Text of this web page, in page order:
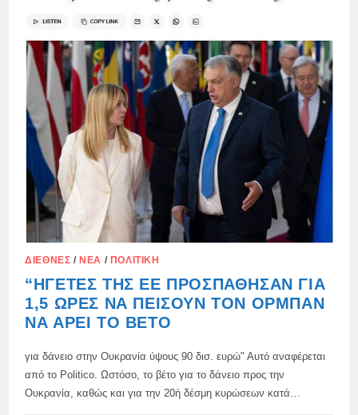
ΔΙΕΘΝΈΣ / ΝΈΑ / ΠΟΛΙΤΙΚΉ
“ΗΓΈΤΕΣ ΤΗΣ ΕΕ ΠΡΟΣΠΆΘΗΣΑΝ ΓΙΑ
1,5 ΏΡΕΣ ΝΑ ΠΕΊΣΟΥΝ ΤΟΝ ΟΡΜΠΆΝ
ΝΑ ΆΡΕΙ ΤΟ ΒΈΤΟ
για δάνειο στην Ουκρανία ύψους 90 δισ. ευρώ" Αυτό αναφέρεται
από το Politico. Ωστόσο, το βέτο για το δάνειο προς την
Ουκρανία, καθώς και για την 20ή δέσμη κυρώσεων κατά…